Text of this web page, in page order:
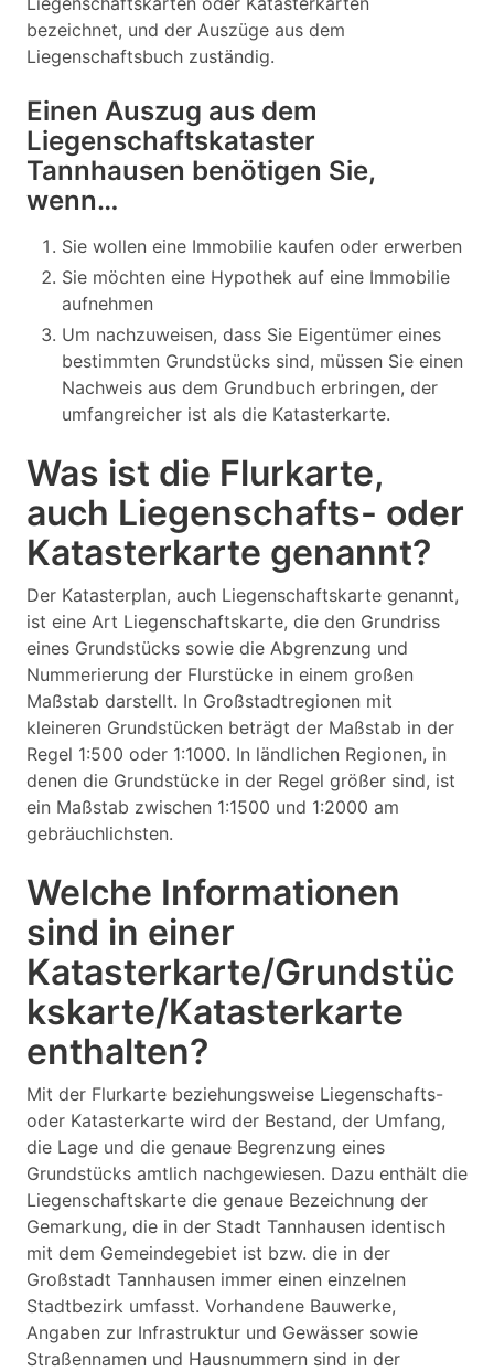
bezeichnet, und der Auszüge aus dem
Liegenschaftsbuch zuständig.
Einen Auszug aus dem
Liegenschaftskataster
Tannhausen benötigen Sie,
wenn…
Sie wollen eine Immobilie kaufen oder erwerben
Sie möchten eine Hypothek auf eine Immobilie
aufnehmen
Um nachzuweisen, dass Sie Eigentümer eines
bestimmten Grundstücks sind, müssen Sie einen
Nachweis aus dem Grundbuch erbringen, der
umfangreicher ist als die Katasterkarte.
Was ist die Flurkarte,
auch Liegenschafts- oder
Katasterkarte genannt?
Der Katasterplan, auch Liegenschaftskarte genannt,
ist eine Art Liegenschaftskarte, die den Grundriss
eines Grundstücks sowie die Abgrenzung und
Nummerierung der Flurstücke in einem großen
Maßstab darstellt. In Großstadtregionen mit
kleineren Grundstücken beträgt der Maßstab in der
Regel 1:500 oder 1:1000. In ländlichen Regionen, in
denen die Grundstücke in der Regel größer sind, ist
ein Maßstab zwischen 1:1500 und 1:2000 am
gebräuchlichsten.
Welche Informationen
sind in einer
Katasterkarte/Grundstüc
kskarte/Katasterkarte
enthalten?
Mit der Flurkarte beziehungsweise Liegenschafts-
oder Katasterkarte wird der Bestand, der Umfang,
die Lage und die genaue Begrenzung eines
Grundstücks amtlich nachgewiesen. Dazu enthält die
Liegenschaftskarte die genaue Bezeichnung der
Gemarkung, die in der Stadt Tannhausen identisch
mit dem Gemeindegebiet ist bzw. die in der
Großstadt Tannhausen immer einen einzelnen
Stadtbezirk umfasst. Vorhandene Bauwerke,
Angaben zur Infrastruktur und Gewässer sowie
Straßennamen und Hausnummern sind in der